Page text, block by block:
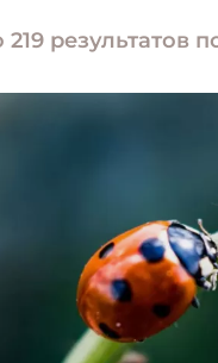
результатов